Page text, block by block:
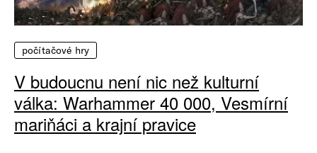
počítačové hry
V budoucnu není nic než kulturní
válka: Warhammer 40 000, Vesmírní
mariňáci a krajní pravice